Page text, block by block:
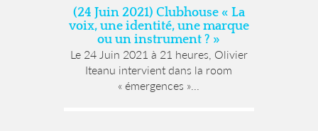
(24 Juin 2021) Clubhouse « La
voix, une identité, une marque
ou un instrument ? »
Le 24 Juin 2021 à 21 heures, Olivier
Iteanu intervient dans la room
« émergences »...